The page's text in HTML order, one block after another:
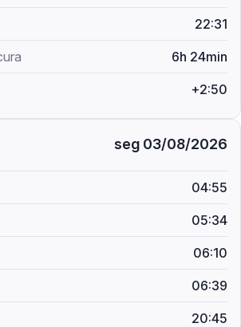
22:31
6h 24min
+2:50
seg 03/08/2026
04:55
05:34
06:10
06:39
20:45